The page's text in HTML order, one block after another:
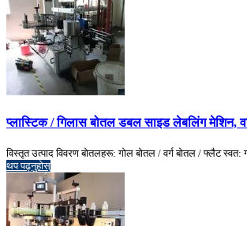
प्लास्टिक / गिलास बोतल डबल साइड लेबलिंग मेशिन,
विस्तृत उत्पाद विवरण बोतलहरू: गोल बोतल / वर्ग बोतल / फ्लैट
थप पढ्नुहोस्